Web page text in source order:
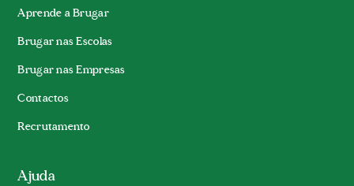
Aprende a Brugar
Brugar nas Escolas
Brugar nas Empresas
Contactos
Recrutamento
Ajuda